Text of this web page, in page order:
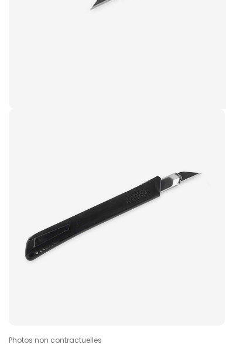
Photos non contractuelles